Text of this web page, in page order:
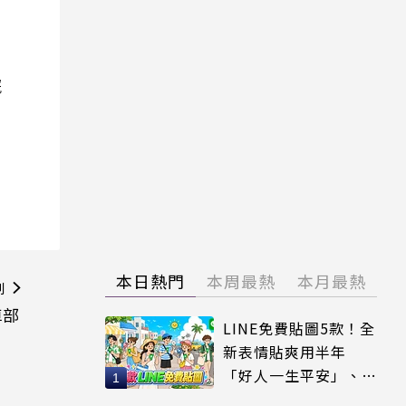
本日熱門 本周最熱 本月最熱
LINE免費貼圖5款！全
新表情貼爽用半年
「好人一生平安」、